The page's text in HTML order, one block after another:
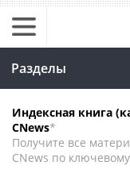
Разделы
Индексная книга
CNews*
Получите все
CNews по